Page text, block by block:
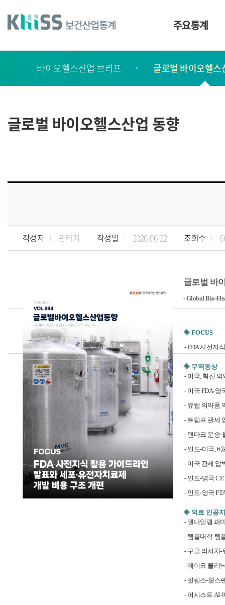
건
주요통계
서
간
행
바이오헬스산업 브리프 글로벌 바이오헬스
글로벌 바이오헬스산업 동향
작성자 관리자 작성일 2026-06-22 조회수
글로벌 바
- Global Bio-
◈ FOCUS
-FDA 사전지
◈ 무역통상
- 미국, 혁신
- 미국 FDA-영
- 유럽 의약품
- 트럼프 관세
- 덴마크 운송·
- 인도-미국, 6
- 미국 관세 압
- 인도-영국
- 인도-영국
◈ 의료 인공
- 앨나일램 파
- 템플대학-템
- 구글 리서치-
- 메이요 클리
- 필립스-웰스
- 퍼시스트 AI-